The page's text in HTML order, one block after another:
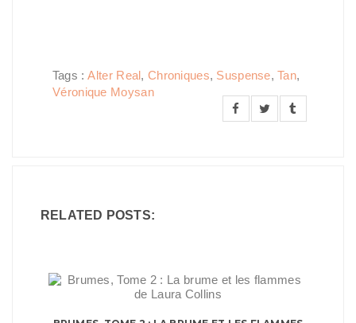
Tags :Alter Real, Chroniques, Suspense,Tan,
Véronique Moysan
RELATED POSTS: